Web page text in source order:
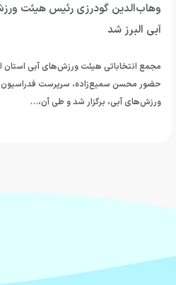
وهاب‌الدین گودرزی رئیس هیئت
آبی البرز شد
مجمع انتخاباتی هیئت ورزش‌های آبی استان
حضور محسن سمیع‌زاده، سرپرست فدراسیون
ورزش‌های آبی، برگزار شد و طی آن،…